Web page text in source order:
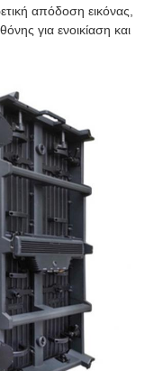
απόδοση εικόνας,
για ενοικίαση και